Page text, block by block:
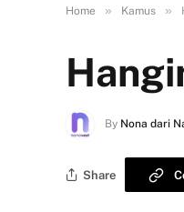
Home » Kamus »
By Nona dari
Share